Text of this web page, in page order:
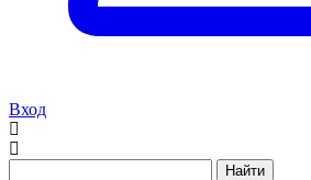
Вход
Найти